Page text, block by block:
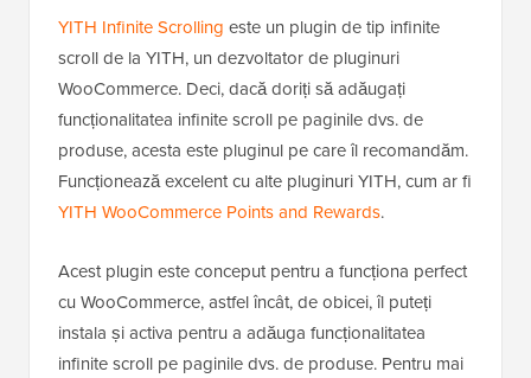
YITH Infinite Scrolling este un plugin de tip infinite
scroll de la YITH, un dezvoltator de pluginuri
WooCommerce. Deci, dacă doriți să adăugați
funcționalitatea infinite scroll pe paginile dvs. de
produse, acesta este pluginul pe care îl recomandăm.
Funcționează excelent cu alte pluginuri YITH, cum ar fi
YITH WooCommerce Points and Rewards.
Acest plugin este conceput pentru a funcționa perfect
cu WooCommerce, astfel încât, de obicei, îl puteți
instala și activa pentru a adăuga funcționalitatea
infinite scroll pe paginile dvs. de produse. Pentru mai